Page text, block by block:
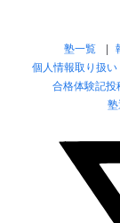
塾一覧
個人情報取り扱い
合格体験記投